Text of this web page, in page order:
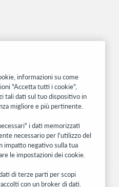
ricerche, eventi e molto
di posta.
informazioni su come
"Accetta tutti i cookie",
tali dati sul tuo dispositivo in
migliore e più pertinente.
i dati memorizzati
necessario per l'utilizzo del
impatto negativo sulla tua
le impostazioni dei cookie.
di terze parti per scopi
con un broker di dati.